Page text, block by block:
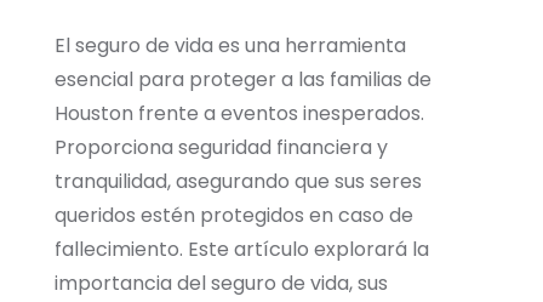
El seguro de vida es una herramienta
esencial para proteger a las familias de
Houston frente a eventos inesperados.
Proporciona seguridad financiera y
tranquilidad, asegurando que sus seres
queridos estén protegidos en caso de
fallecimiento. Este artículo explorará la
importancia del seguro de vida, sus